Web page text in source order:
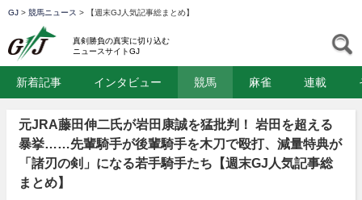
GJ > 競馬ニュース > 【週末GJ人気記事総まとめ】
真剣勝負の真実に切り込む
ニュースサイトGJ
新着記事 インタビュー 競馬 麻雀 連載
元JRA藤田伸二氏が岩田康誠を猛批判！ 岩田を超える
暴挙……先輩騎手が後輩騎手を木刀で殴打、減量特典が
「諸刃の剣」になる若手騎手たち【週末GJ人気記事総
まとめ】